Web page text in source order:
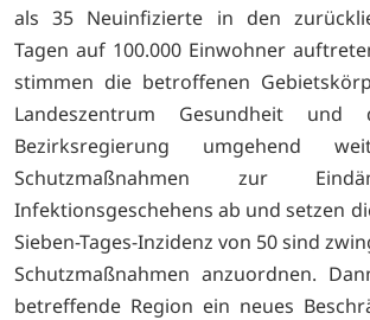
als 35 Neuinfizierte in den
Tagen auf 100.000 Einwohner
stimmen die betroffenen
Landeszentrum Gesundheit und
Bezirksregierung umgehend
Schutzmaßnahmen zur
Infektionsgeschehens ab und setzen
Sieben-Tages-Inzidenz von 50 sind
Schutzmaßnahmen anzuordnen.
betreffende Region ein neues